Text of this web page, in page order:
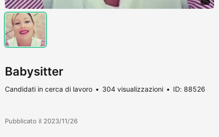
Babysitter
Candidati in cerca di lavoro 304 visualizzazioni ID: 88526
Pubblicato il 2023/11/26